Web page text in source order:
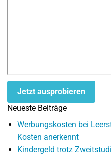
Jetzt ausprobieren
Neueste Beiträge
Werbungskosten bei
Kosten anerkennt
Kindergeld trotz